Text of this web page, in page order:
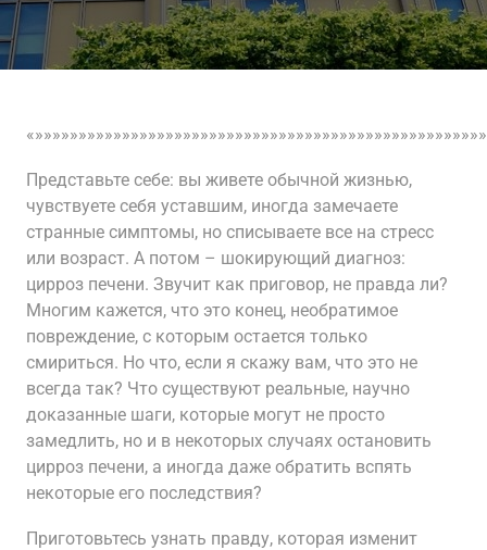
Представьте себе: вы живете обычной жизнью,
чувствуете себя уставшим, иногда замечаете
странные симптомы, но списываете все на стресс
или возраст. А потом – шокирующий диагноз:
цирроз печени. Звучит как приговор, не правда ли?
Многим кажется, что это конец, необратимое
повреждение, с которым остается только
смириться. Но что, если я скажу вам, что это не
всегда так? Что существуют реальные, научно
доказанные шаги, которые могут не просто
замедлить, но и в некоторых случаях остановить
цирроз печени, а иногда даже обратить вспять
некоторые его последствия?
Приготовьтесь узнать правду, которая изменит